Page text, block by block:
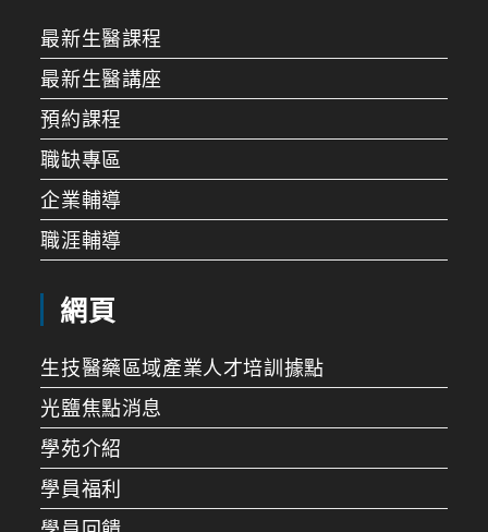
最新生醫課程
最新生醫講座
預約課程
職缺專區
企業輔導
職涯輔導
網頁
生技醫藥區域產業人才培訓據點
光鹽焦點消息
學苑介紹
學員福利